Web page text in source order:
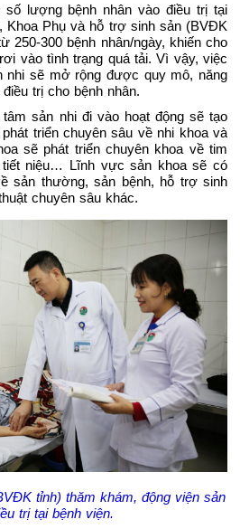
số lượng bệnh nhân vào điều trị tại
Khoa Phụ và hỗ trợ sinh sản (BVĐK
250-300 bệnh nhân/ngày, khiến cho
vào tình trạng quá tải. Vì vậy, việc
nhi sẽ mở rộng được quy mô, năng
trị cho bệnh nhân.
sản nhi đi vào hoạt động sẽ tạo
triển chuyên sâu về nhi khoa và
sẽ phát triển chuyên khoa về tim
tiết niệu… Lĩnh vực sản khoa sẽ có
sản thường, sản bệnh, hỗ trợ sinh
chuyên sâu khác.
tỉnh) thăm khám, động viện sản
trị tại bệnh viện.